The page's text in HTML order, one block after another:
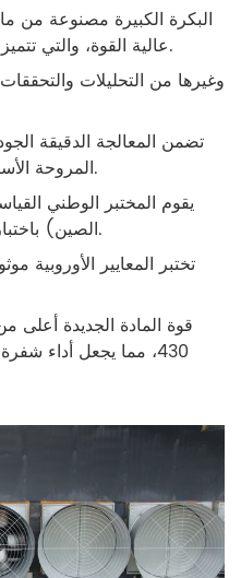
البكرة الكبيرة مصنوعة من
عالية القوة، والتي تتميز بقوة عالية وجودة مضمونة.
تضمن المعالجة الدقيقة
المروحة الأساسية لتصحيح دقيق للتوازن.
يقوم المختبر الوطني
الصين) باختبار بيانات الأداء والتحقق منها.
تختبر المعايير الأوروبية
قوة المادة الجديدة أعلى
430، مما يجعل أداء